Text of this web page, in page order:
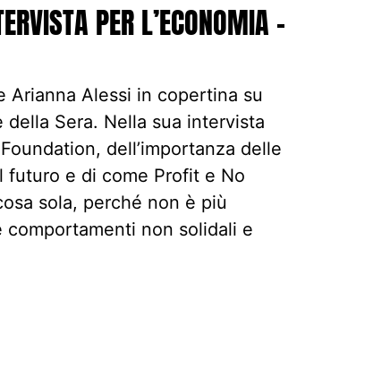
PER L’ECONOMIA –
Arianna Alessi in copertina su
della Sera. Nella sua intervista
dell’importanza delle
futuro e di come Profit e No
sola, perché non è più
comportamenti non solidali e